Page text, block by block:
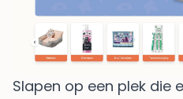
Slapen op een plek die